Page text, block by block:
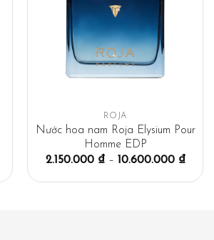
ROJA
Nước hoa nam Roja Elysium Pour
Homme EDP
2.150.000 ₫– 10.600.000 ₫